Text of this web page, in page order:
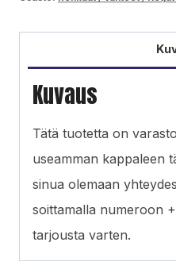
Kuvaus
Tätä tuotetta on
useamman kappaleen
sinua olemaan
soittamalla numeroon
tarjousta varten.